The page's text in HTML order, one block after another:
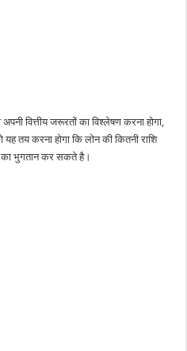
वित्तीय जरूरतों का विश्लेषण करना होगा,
तय करना होगा कि लोन की कितनी राशि
भुगतान कर सकते है।